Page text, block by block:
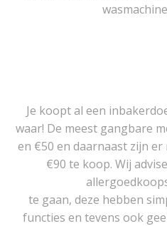
Je koopt al een
waar! De meest gangbare
en €50 en daarnaast zijn
€90 te koop. Wij
te gaan, deze hebben
functies en tevens ook